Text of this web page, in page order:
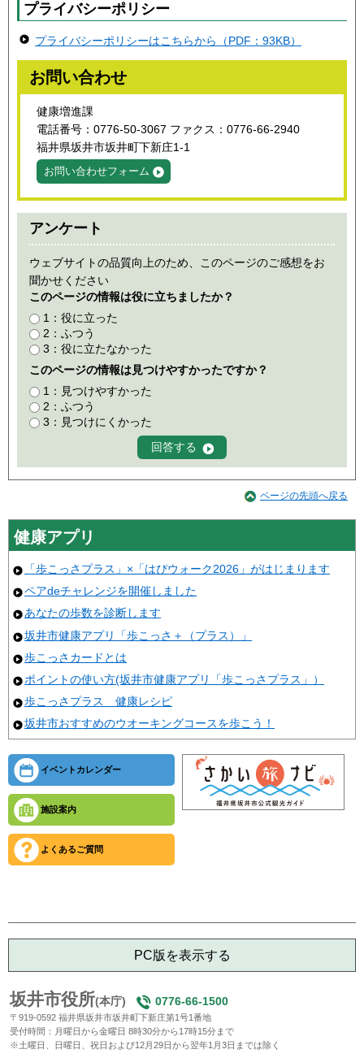
プライバシーポリシー
プライバシーポリシーはこちらから（PDF：93KB）
お問い合わせ
健康増進課
電話番号：0776-50-3067 ファクス：0776-66-2940
福井県坂井市坂井町下新庄1-1
お問い合わせフォーム
アンケート
ウェブサイトの品質向上のため、このページのご感想をお
聞かせください
このページの情報は役に立ちましたか？
1：役に立った
2：ふつう
3：役に立たなかった
このページの情報は見つけやすかったですか？
1：見つけやすかった
2：ふつう
3：見つけにくかった
ページの先頭へ戻る
健康アプリ
「歩こっさプラス」×「はぴウォーク2026」がはじまります
ペアdeチャレンジを開催しました
あなたの歩数を診断します
坂井市健康アプリ「歩こっさ＋（プラス）」
歩こっさカードとは
ポイントの使い方(坂井市健康アプリ「歩こっさプラス」）
歩こっさプラス 健康レシピ
坂井市おすすめのウオーキングコースを歩こう！
イベントカレンダー
施設案内
よくあるご質問
PC版を表示する
坂井市役所(本庁) 0776-66-1500
〒919-0592 福井県坂井市坂井町下新庄第1号1番地
受付時間：月曜日から金曜日 8時30分から17時15分まで
※土曜日、日曜日、祝日および12月29日から翌年1月3日までは除く